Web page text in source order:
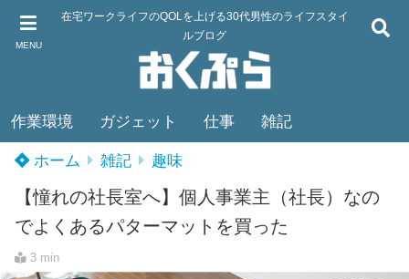
MENU
在宅ワークライフのQOLを上げる30代男性のライフスタイ
ルブログ
作業環境 ガジェット 仕事 雑記
ホーム 雑記 趣味
【憧れの社長室へ】個人事業主（社長）なの
でよくあるパターマットを買った
3 min